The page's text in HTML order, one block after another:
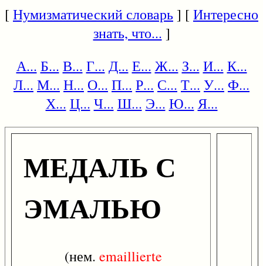
[Нумизматический словарь] [Интересно
знать, что... ]
А... Б... В... Г... Д... Е... Ж... З... И... К...
Л... М... Н... О... П... Р... С... Т... У... Ф...
Х... Ц... Ч... Ш... Э... Ю... Я...
МЕДАЛЬ С
ЭМАЛЬЮ
(нем. emaillierte